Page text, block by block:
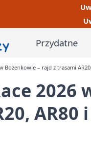
Przydatne
Bożenkowie – rajd z trasami
2026
AR80 i